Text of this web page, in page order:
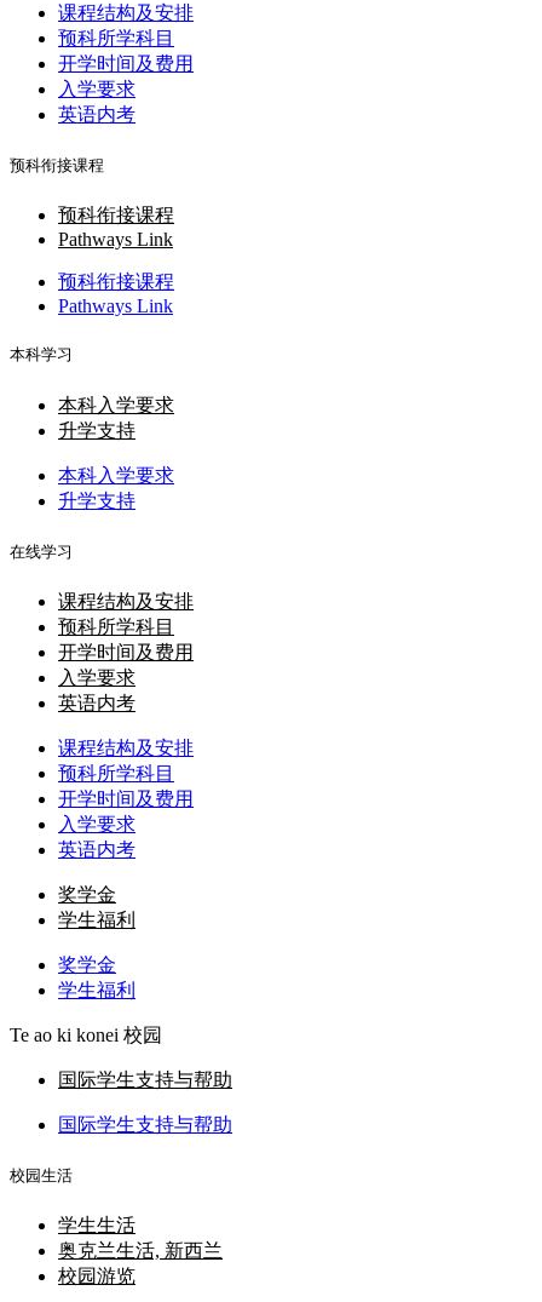
课程结构及安排
预科所学科目
开学时间及费用
入学要求
英语内考
预科衔接课程
预科衔接课程
Pathways Link
预科衔接课程
Pathways Link
本科学习
本科入学要求
升学支持
本科入学要求
升学支持
在线学习
课程结构及安排
预科所学科目
开学时间及费用
入学要求
英语内考
课程结构及安排
预科所学科目
开学时间及费用
入学要求
英语内考
奖学金
学生福利
奖学金
学生福利
Te ao ki konei 校园
国际学生支持与帮助
国际学生支持与帮助
校园生活
学生生活
奥克兰生活, 新西兰
校园游览